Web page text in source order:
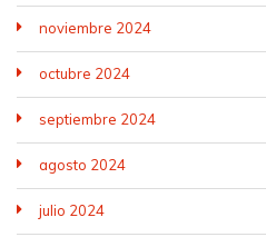
noviembre 2024
octubre 2024
septiembre 2024
agosto 2024
julio 2024